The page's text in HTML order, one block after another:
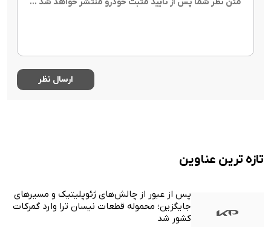
تازه ترین عناوین
پس از عبور از چالش‌های ژئوپلیتیک و مسیرهای
جایگزین؛ محموله قطعات نیسان ترا وارد گمرکات
کشور شد